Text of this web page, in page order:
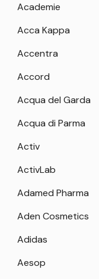
Academie
Acca Kappa
Accentra
Accord
Acqua del Garda
Acqua di Parma
Activ
ActivLab
Adamed Pharma
Aden Cosmetics
Adidas
Aesop